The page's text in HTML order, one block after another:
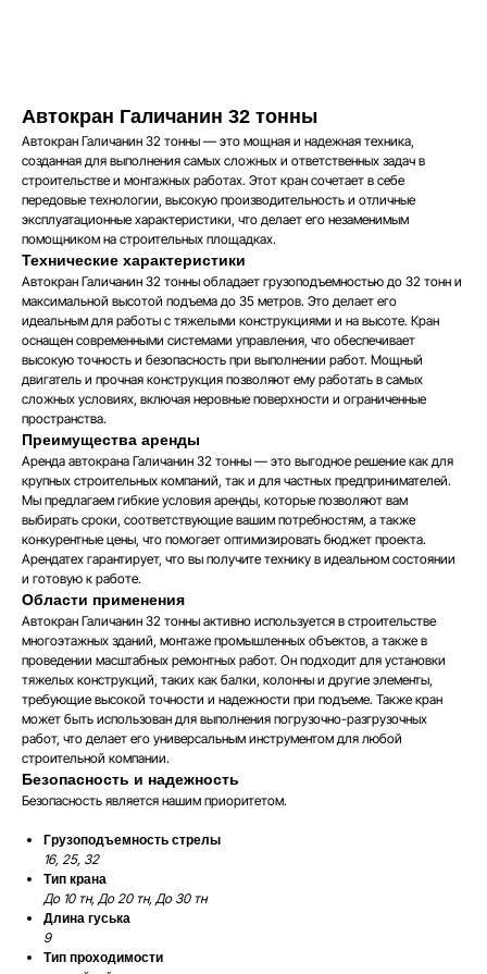
Автокран Галичанин 32 тонны
Автокран Галичанин 32 тонны — это мощная и надежная техника,
созданная для выполнения самых сложных и ответственных задач в
строительстве и монтажных работах. Этот кран сочетает в себе
передовые технологии, высокую производительность и отличные
эксплуатационные характеристики, что делает его незаменимым
помощником на строительных площадках.
Технические характеристики
Автокран Галичанин 32 тонны обладает грузоподъемностью до 32 тонн и
максимальной высотой подъема до 35 метров. Это делает его
идеальным для работы с тяжелыми конструкциями и на высоте. Кран
оснащен современными системами управления, что обеспечивает
высокую точность и безопасность при выполнении работ. Мощный
двигатель и прочная конструкция позволяют ему работать в самых
сложных условиях, включая неровные поверхности и ограниченные
пространства.
Преимущества аренды
Аренда автокрана Галичанин 32 тонны — это выгодное решение как для
крупных строительных компаний, так и для частных предпринимателей.
Мы предлагаем гибкие условия аренды, которые позволяют вам
выбирать сроки, соответствующие вашим потребностям, а также
конкурентные цены, что помогает оптимизировать бюджет проекта.
Арендатех гарантирует, что вы получите технику в идеальном состоянии
и готовую к работе.
Области применения
Автокран Галичанин 32 тонны активно используется в строительстве
многоэтажных зданий, монтаже промышленных объектов, а также в
проведении масштабных ремонтных работ. Он подходит для установки
тяжелых конструкций, таких как балки, колонны и другие элементы,
требующие высокой точности и надежности при подъеме. Также кран
может быть использован для выполнения погрузочно-разгрузочных
работ, что делает его универсальным инструментом для любой
строительной компании.
Безопасность и надежность
Безопасность является нашим приоритетом.
Грузоподъемность стрелы
16, 25, 32
Тип крана
До 10 тн, До 20 тн, До 30 тн
Длина гуська
9
Тип проходимости